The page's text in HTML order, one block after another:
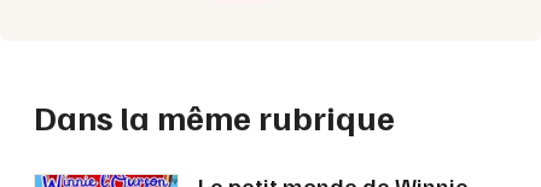
Dans la même rubrique